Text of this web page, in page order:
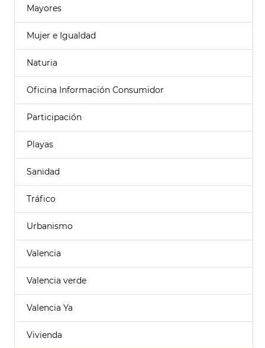
Mayores
Mujer e Igualdad
Naturia
Oficina Información Consumidor
Participación
Playas
Sanidad
Tráfico
Urbanismo
Valencia
Valencia verde
Valencia Ya
Vivienda